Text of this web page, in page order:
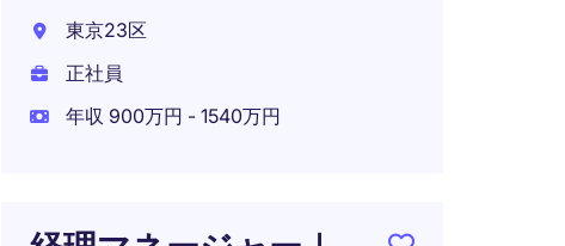
東京23区
正社員
年収 900万円 - 1540万円